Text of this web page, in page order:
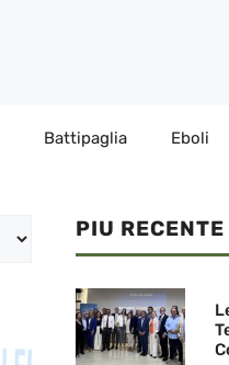
Battipaglia Eboli
PIU RECENTE